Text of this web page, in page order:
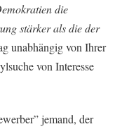
die
stärker als die der
unabhängig von Ihrer
von Interesse
jemand, der